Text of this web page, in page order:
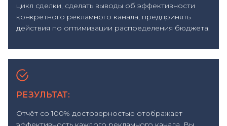
цикл сделки, сделать выводы об эффективности
конкретного рекламного канала, предпринять
действия по оптимизации распределения бюджета.
РЕЗУЛЬТАТ:
Отчёт со 100% достоверностью отображает